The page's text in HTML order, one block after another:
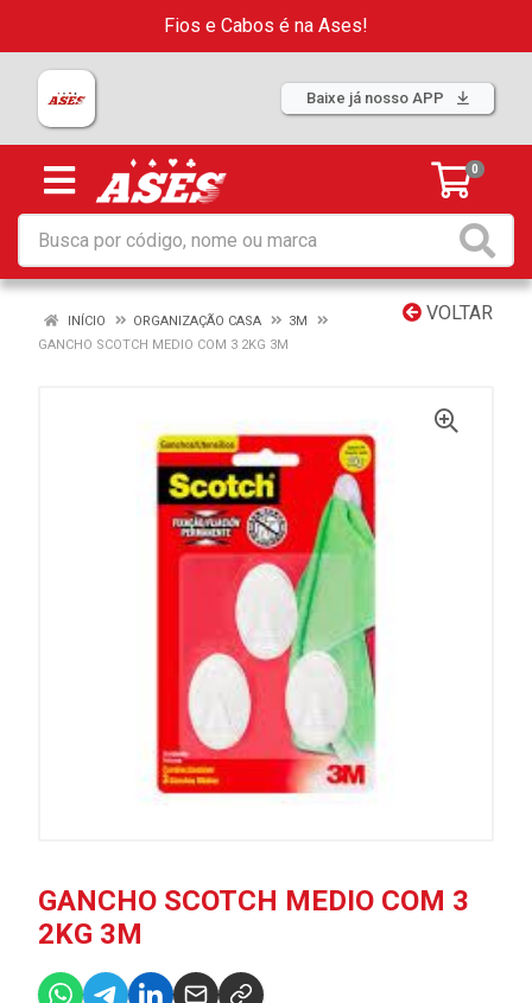
Fios e Cabos é na Ases!
Baixe já nosso APP
0
VOLTAR
INÍCIO ORGANIZAÇÃO CASA
3M
GANCHO SCOTCH MEDIO COM 3 2KG 3M
GANCHO SCOTCH MEDIO COM 3
2KG 3M